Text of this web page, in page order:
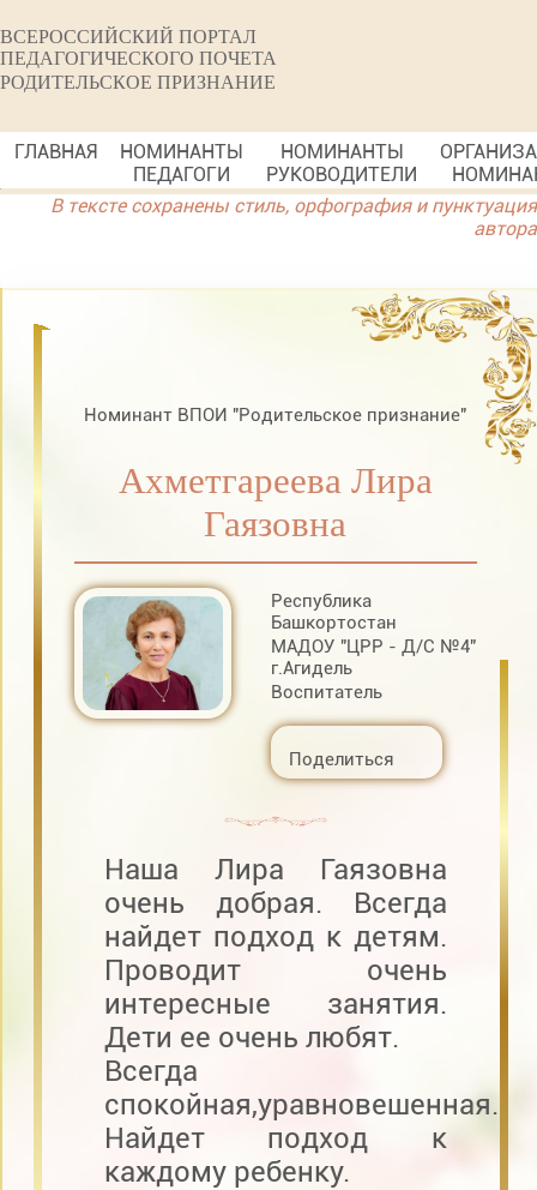
ВСЕРОССИЙСКИЙ ПОРТАЛ
ПЕДАГОГИЧЕСКОГО ПОЧЕТА
РОДИТЕЛЬСКОЕ ПРИЗНАНИЕ
ГЛАВНАЯ
НОМИНАНТЫ
ПЕДАГОГИ
НОМИНАНТЫ
РУКОВОДИТЕЛИ
В тексте сохранены стиль, орфография и пунктуация
автора
Номинант ВПОИ "Родительское признание"
Ахметгареева Лира
Гаязовна
Республика
Башкортостан
МАДОУ "ЦРР - Д/С №4"
г.Агидель
Воспитатель
Поделиться
Наша Лира Гаязовна
очень добрая. Всегда
найдет подход к детям.
Проводит очень
интересные занятия.
Дети ее очень любят.
Всегда
спокойная,уравновешенная.
Найдет подход к
каждому ребенку.